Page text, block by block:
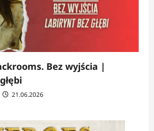
Bez wyjścia |
21.06.2026